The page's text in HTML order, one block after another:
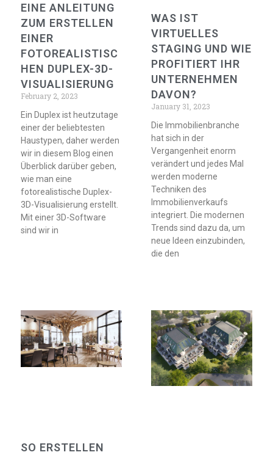
EINE ANLEITUNG
ZUM ERSTELLEN
EINER
FOTOREALISTISC
HEN DUPLEX-3D-
VISUALISIERUNG
February 2, 2023
Ein Duplex ist heutzutage
einer der beliebtesten
Haustypen, daher werden
wir in diesem Blog einen
Überblick darüber geben,
wie man eine
fotorealistische Duplex-
3D-Visualisierung erstellt.
Mit einer 3D-Software
sind wir in
WAS IST
VIRTUELLES
STAGING UND WIE
PROFITIERT IHR
UNTERNEHMEN
DAVON?
January 31, 2023
Die Immobilienbranche
hat sich in der
Vergangenheit enorm
verändert und jedes Mal
werden moderne
Techniken des
Immobilienverkaufs
integriert. Die modernen
Trends sind dazu da, um
neue Ideen einzubinden,
die den
SO ERSTELLEN